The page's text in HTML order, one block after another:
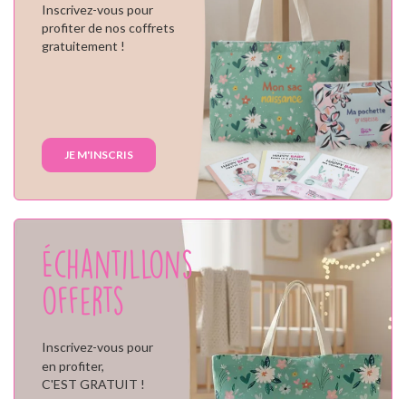
Inscrivez-vous pour
profiter de nos coffrets
gratuitement !
JE M'INSCRIS
Échantillons
offerts
Inscrivez-vous pour
en profiter,
C'EST GRATUIT !